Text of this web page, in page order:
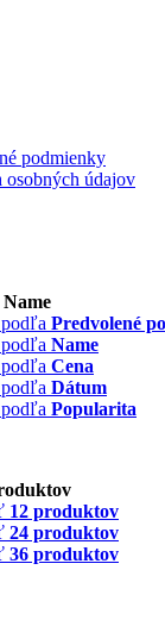
podmienky
osobných údajov
Name
Predvolené
Name
Cena
Dátum
Popularita
12 produktov
24 produktov
36 produktov